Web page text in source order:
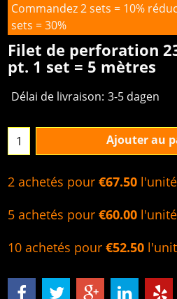
Commandez 2 sets = 10%
sets = 30%
Filet de perforation
pt. 1 set = 5 mètres
Délai de livraison: 3-5 dagen
Ajouter au
2 achetés pour €67.50
5 achetés pour €60.00
10 achetés pour €52.50